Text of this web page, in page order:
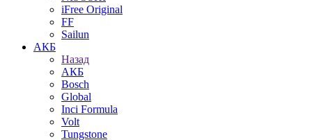
iFree Original
FF
Sailun
АКБ
Назад
АКБ
Bosch
Global
Inci Formula
Volt
Tungstone